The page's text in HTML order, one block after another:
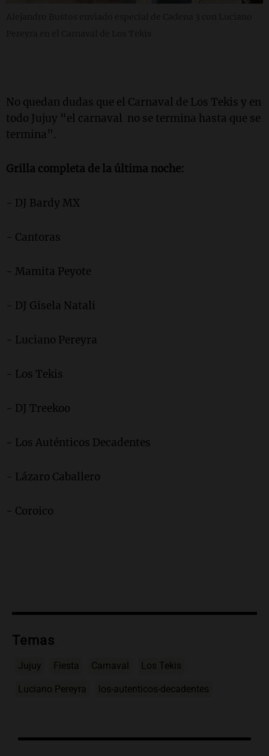
No quedan dudas que el Carnaval de Los Tekis y en
todo Jujuy “el carnaval no se termina hasta que se
termina”.
Grilla completa de la última noche:
- DJ Bardy MX
- Cantoras
- Mamita Peyote
- DJ Gisela Natali
- Luciano Pereyra
- Los Tekis
- DJ Treekoo
- Los Auténticos Decadentes
- Lázaro Caballero
- Coroico
Temas
Jujuy Fiesta Carnaval Los Tekis
Luciano Pereyra los-autenticos-decadentes